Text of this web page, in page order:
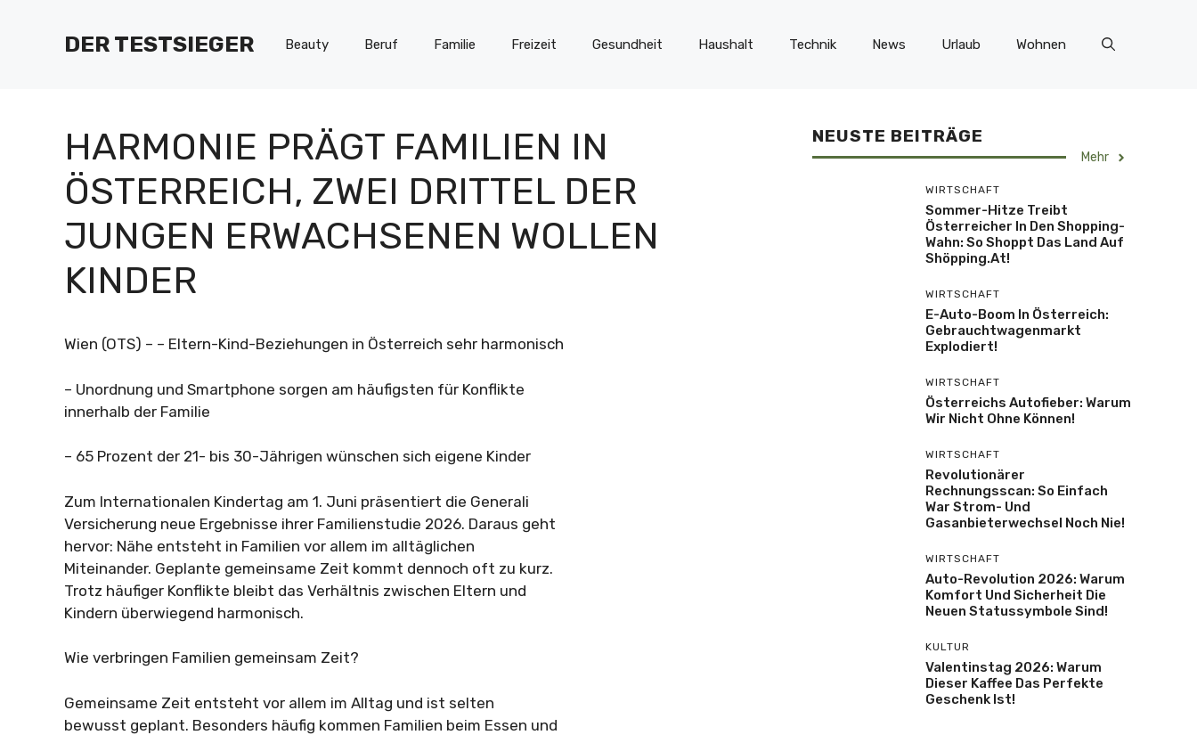
DER TESTSIEGER Beauty Beruf Familie Freizeit Gesundheit Haushalt Technik News Urlaub Wohnen
HARMONIE PRÄGT FAMILIEN IN
ÖSTERREICH, ZWEI DRITTEL DER
JUNGEN ERWACHSENEN WOLLEN
KINDER
Wien (OTS) – – Eltern-Kind-Beziehungen in Österreich sehr harmonisch
– Unordnung und Smartphone sorgen am häufigsten für Konflikte
innerhalb der Familie
– 65 Prozent der 21- bis 30-Jährigen wünschen sich eigene Kinder
Zum Internationalen Kindertag am 1. Juni präsentiert die Generali
Versicherung neue Ergebnisse ihrer Familienstudie 2026. Daraus geht
hervor: Nähe entsteht in Familien vor allem im alltäglichen
Miteinander. Geplante gemeinsame Zeit kommt dennoch oft zu kurz.
Trotz häufiger Konflikte bleibt das Verhältnis zwischen Eltern und
Kindern überwiegend harmonisch.
Wie verbringen Familien gemeinsam Zeit?
Gemeinsame Zeit entsteht vor allem im Alltag und ist selten
bewusst geplant. Besonders häufig kommen Familien beim Essen und
NEUSTE BEITRÄGE
Mehr
WIRTSCHAFT
Sommer-Hitze Treibt
Österreicher In Den Shopping-
Wahn: So Shoppt Das Land Auf
Shöpping.at!
WIRTSCHAFT
E-Auto-Boom In Österreich:
Gebrauchtwagenmarkt
Explodiert!
WIRTSCHAFT
Österreichs Autofieber: Warum
Wir Nicht Ohne Können!
WIRTSCHAFT
Revolutionärer
Rechnungsscan: So Einfach
War Strom- Und
Gasanbieterwechsel Noch Nie!
WIRTSCHAFT
Auto-Revolution 2026: Warum
Komfort Und Sicherheit Die
Neuen Statussymbole Sind!
KULTUR
Valentinstag 2026: Warum
Dieser Kaffee Das Perfekte
Geschenk Ist!